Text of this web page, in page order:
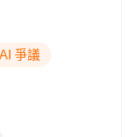
爭議